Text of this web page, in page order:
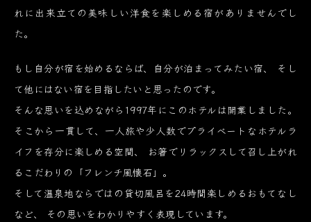
れに出来立ての美味しい洋食を楽しめる宿がありませんでし
た。
もし自分が宿を始めるならば、自分が泊まってみたい宿、
そし
て他にはない宿を目指したいと思ったのです。
そんな思いを込めながら1997年にこのホテルは開業しました。
そこから一貫して、一人旅や少人数でプライベートなホテルラ
イフを存分に楽しめる空間、
お箸でリラックスして召し上がれ
るこだわりの「フレンチ風懐石」。
そして温泉地ならではの貸切風呂を24時間楽しめるおもてなし
など、
その思いをわかりやすく表現しています。